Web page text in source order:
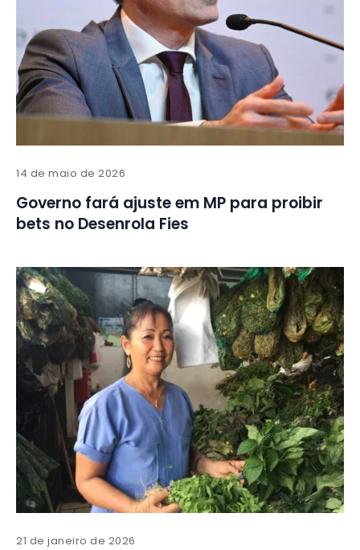
14 de maio de 2026
Governo fará ajuste em MP para proibir
bets no Desenrola Fies
21 de janeiro de 2026